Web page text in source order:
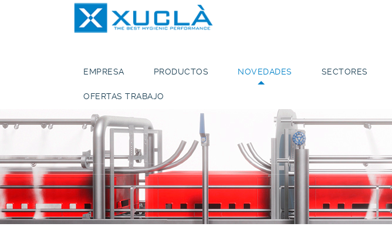
EMPRESA PRODUCTOS NOVEDADES SECTORES
OFERTAS TRABAJO